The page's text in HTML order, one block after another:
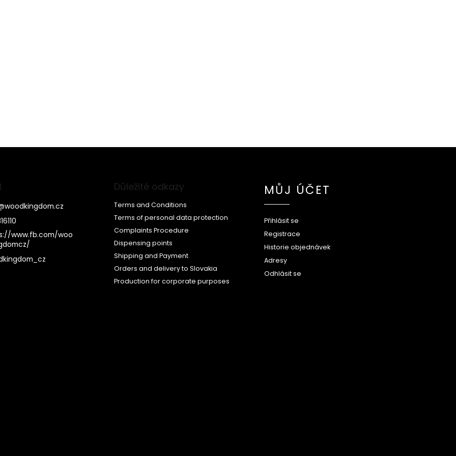
woodkingdom.cz
www.fb.com/woo
Důležité odkazy
Terms and Conditions
Terms of personal data protection
Complaints Procedure
Dispensing points
Shipping and Payment
Orders and delivery to Slovakia
Production for corporate purposes
MŮJ ÚČET
Přihlásit se
Registrace
Historie objednávek
Adresy
Odhlásit se